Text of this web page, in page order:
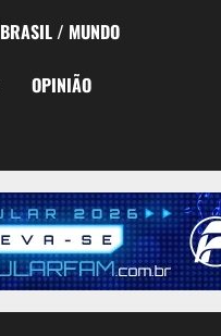
BRASIL / MUNDO
OPINIÃO